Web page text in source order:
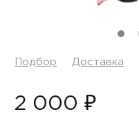
Подбор Доставка
2 000 ₽